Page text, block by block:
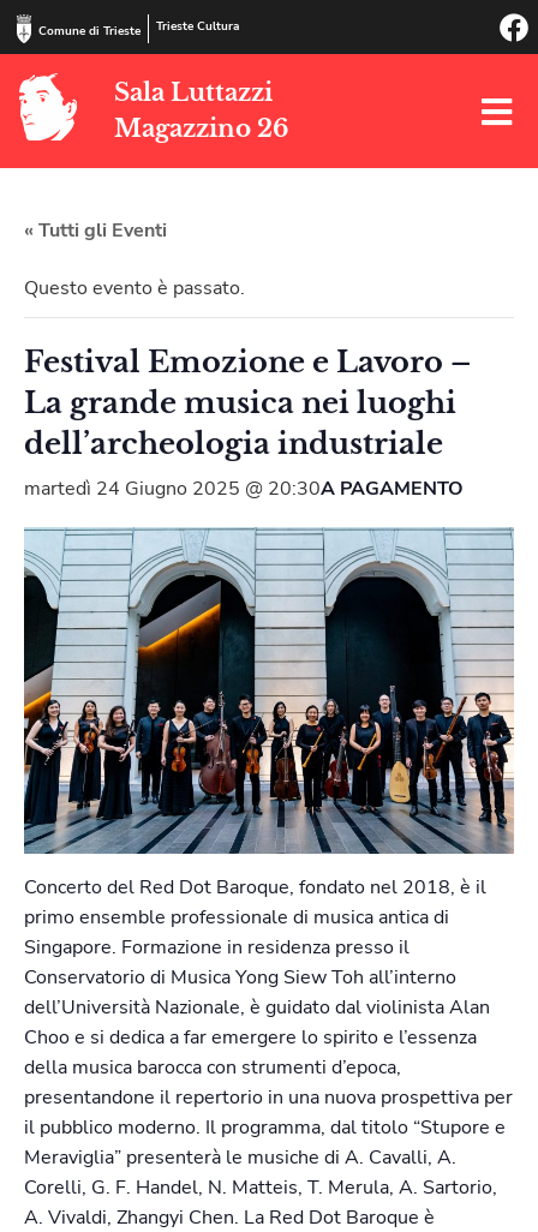
Comune di Trieste Trieste Cultura
Sala Luttazzi
Magazzino 26
« Tutti gli Eventi
Questo evento è passato.
Festival Emozione e Lavoro –
La grande musica nei luoghi
dell’archeologia industriale
martedì 24 Giugno 2025 @ 20:30A PAGAMENTO
Concerto del Red Dot Baroque, fondato nel 2018, è il
primo ensemble professionale di musica antica di
Singapore. Formazione in residenza presso il
Conservatorio di Musica Yong Siew Toh all’interno
dell’Università Nazionale, è guidato dal violinista Alan
Choo e si dedica a far emergere lo spirito e l’essenza
della musica barocca con strumenti d’epoca,
presentandone il repertorio in una nuova prospettiva per
il pubblico moderno. Il programma, dal titolo “Stupore e
Meraviglia” presenterà le musiche di A. Cavalli, A.
Corelli, G. F. Handel, N. Matteis, T. Merula, A. Sartorio,
A. Vivaldi, Zhangyi Chen. La Red Dot Baroque è